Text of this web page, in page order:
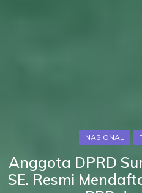
NASIONAL
Anggota DPRD
SE. Resmi